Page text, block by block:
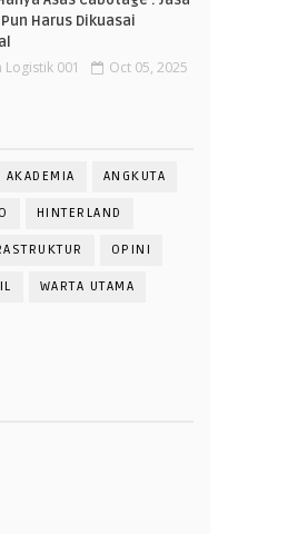
Harus Dikuasai
Logistik 001 Oct 05, 2025
AKADEMIA ANGKUTA
HINTERLAND
OPINI
WARTA UTAMA